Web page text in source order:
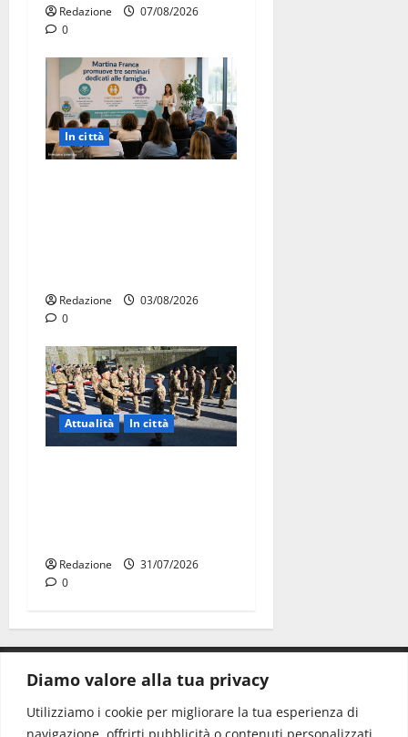
Diamo valore alla tua privacy
Utilizziamo i cookie per migliorare la tua esperienza di
navigazione, offrirti pubblicità o contenuti personalizzati
Redazione
07/08/2026
0
In città
Redazione
03/08/2026
0
Attualità In città
Redazione
31/07/2026
0
CONTATTI.